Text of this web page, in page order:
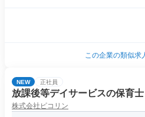
この企業の類似求
NEW 正社員
放課後等デイサービスの保育
株式会社ピコリン